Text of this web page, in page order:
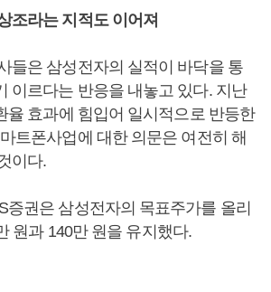
조라는 지적도 이어져
들은 삼성전자의 실적이 바닥을 통
이르다는 반응을 내놓고 있다. 지난
율 효과에 힘입어 일시적으로 반등한
트폰사업에 대한 의문은 여전히 해
이다.
증권은 삼성전자의 목표주가를 올리
원과 140만 원을 유지했다.